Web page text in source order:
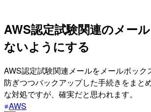
AWS認定試験関連のメー
ないようにする
AWS認定試験関連メールをメールボック
防ぎつつバックアップした手続きをまと
な対処ですが、確実だと思われます。
AWS